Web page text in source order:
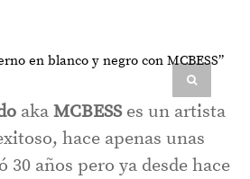
aka MCBESSes un artista
hace apenas unas
30 años pero ya desde hace